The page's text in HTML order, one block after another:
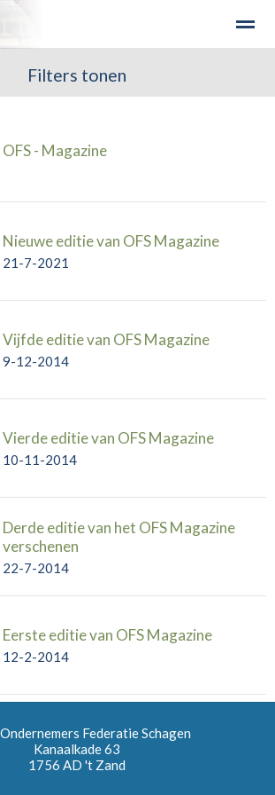
Industrie en Bedrijven
Filters tonen
OFS - Magazine
Nieuwe editie van OFS Magazine
21-7-2021
Vijfde editie van OFS Magazine
9-12-2014
Vierde editie van OFS Magazine
10-11-2014
Derde editie van het OFS Magazine
verschenen
22-7-2014
Eerste editie van OFS Magazine
12-2-2014
Federatie Schagen
Kanaalkade 63
1756 AD 't Zand